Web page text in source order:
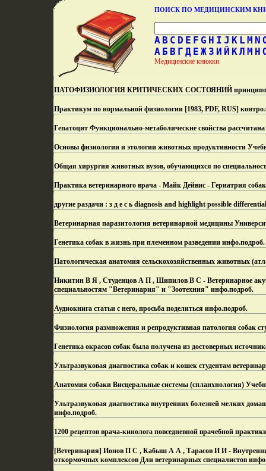
ПОИСК ПО МЕДИЦИНСКИМ
A B C D E F G H I J K L M N
А Б В Г Д Е Ж З И Й КЛ М Н
Медицинские книжки
ПАТОФИЗИОЛОГИЯ КРИТИЧЕСКИХ СОСТОЯНИЙ принципов
Практикум по нормальной физиологии [1983, PDF, RUS]
Гепатоцит Функционально-метаболические свойства
Основы физиологии и этологии животных продуктивности
Общая хирургия животных вузов, обучающихся по
Практика ветеринарного врача - Майк Дейвис - Гериатрия
другие раздачи : з д е с ь diagnosis and highlight possible
Ветеринарная паразитология ветеринарной медицины
Генетика собак в жизнь при племенном разведении инфо.подроб.
Патологическая анатомия сельскохозяйственных животных
Никитин В Я , Студенцов А П , Шипилов В С - Ветеринарное
специальностям "Ветеринария" и "Зоотехния" инфо.подроб.
Аудиокнига статьи с него, просьба поделиться инфо.подроб.
Физиология размножения и репродуктивная патология собак
Генетика окрасов собак была получена из достоверных
Ультразвуковая диагностика собак и кошек студентам
Анатомия собаки Висцеральные системы (спланхнология)
Ультразвуковая диагностика внутренних болезней мелких
инфо.подроб.
1200 рецептов врача-кинолога повседневной врачебной
[Ветеринария] Ионов П С , Кабыш А А , Тарасов И И -
откормочных комплексов Дли ветеринарных специалистов